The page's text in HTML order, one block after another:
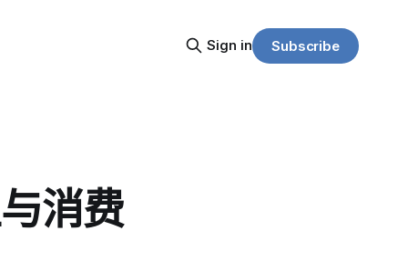
Sign in Subscribe
消费